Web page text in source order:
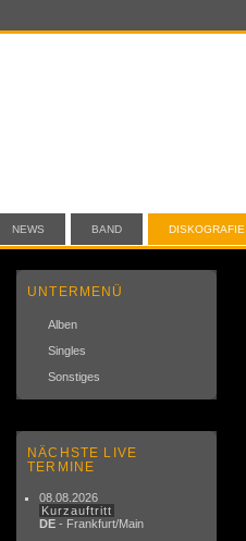
NEWS BAND DISKOGRAFIE
UNTERMENÜ
Alben
Singles
Sonstiges
NÄCHSTE LIVE
TERMINE
08.08.2026
Kurzauftritt
DE - Frankfurt/Main